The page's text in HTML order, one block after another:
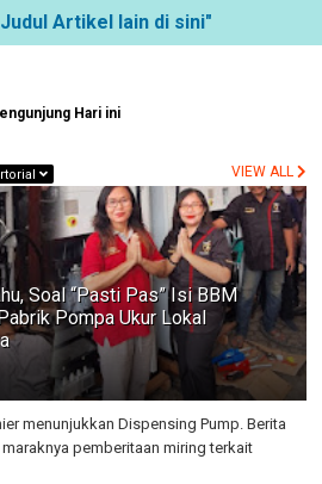
Artikel lain di sini"
Hari ini
VIEW ALL
Soal “Pasti Pas” Isi BBM
Pompa Ukur Lokal
menunjukkan Dispensing Pump. Berita
pemberitaan miring terkait